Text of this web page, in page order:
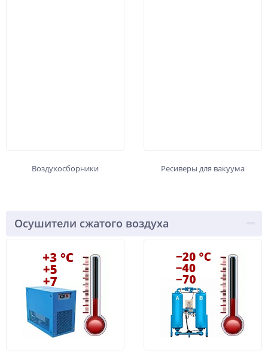
Воздухосборники Ресиверы для вакуума
Осушители сжатого воздуха